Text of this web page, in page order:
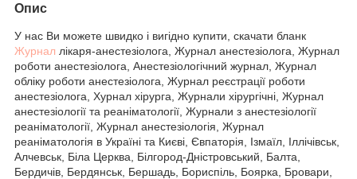
Опис
У нас Ви можете швидко і вигідно купити, скачати бланк
Журнал лікаря-анестезіолога, Журнал анестезіолога, Журнал
роботи анестезіолога, Анестезіологічний журнал, Журнал
обліку роботи анестезіолога, Журнал реєстрації роботи
анестезіолога, Хурнал хірурга, Журнали хірургічні, Журнал
анестезіології та реаніматології, Журнали з анестезіології
реаніматології, Журнал анестезіологія, Журнал
реаніматологія в Україні та Києві, Євпаторія, Ізмаїл, Іллічівськ,
Алчевськ, Біла Церква, Білгород-Дністровський, Балта,
Бердичів, Бердянськ, Бершадь, Бориспіль, Боярка, Бровари,